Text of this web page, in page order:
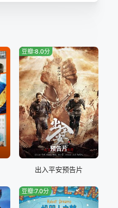
预告片
豆瓣:8.0分
出入平安预告片
豆瓣:7.0分